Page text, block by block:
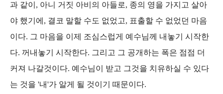
과 같이, 아니 거짓 아비의 아들로, 종의 영을 가지고 살아
야 했기에, 결코 말할 수도 없었고, 표출할 수 없었던 마음
이다. 그 마음을 이제 조심스럽게 예수님께 내놓기 시작한
다. 꺼내놓기 시작한다. 그리고 그 공개하는 폭은 점점 더
커져 나갈것이다. 예수님이 받고 그것을 치유하실 수 있다
는 것을 '내'가 알게 될 것이기 때문이다.